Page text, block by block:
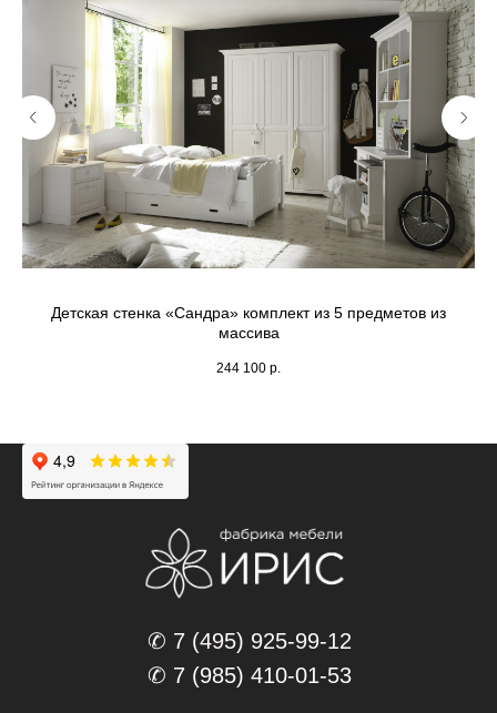
Детская стенка «Сандра» комплект из 5 предметов из
массива
244 100 р.
✆ 7 (495) 925-99-12
✆ 7 (985) 410-01-53